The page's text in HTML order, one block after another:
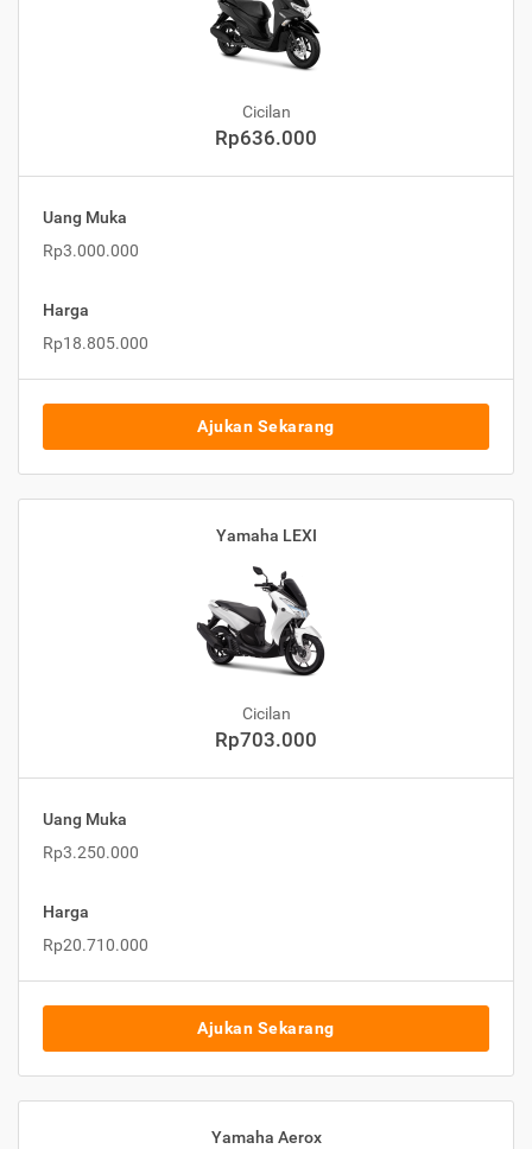
Cicilan
Rp636.000
Uang Muka
Rp3.000.000
Harga
Rp18.805.000
Ajukan Sekarang
Yamaha LEXI
Cicilan
Rp703.000
Uang Muka
Rp3.250.000
Harga
Rp20.710.000
Ajukan Sekarang
Yamaha Aerox